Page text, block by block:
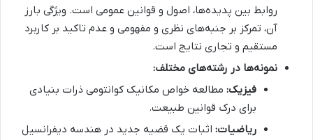
روابط بین پدیده‌ها، اصول و قوانین عمومی است. ویژگی بارز
آن، تمرکز بر جنبه‌های نظری و مفهومی و عدم تاکید بر کاربرد
مستقیم و تجاری نتایج است.
نمونه‌ها در رشته‌های مختلف:
فیزیک: مطالعه خواص مکانیک کوانتومی ذرات بنیادی
برای درک قوانین طبیعت.
ریاضیات: اثبات یک قضیه جدید در هندسه دیفرانسیل